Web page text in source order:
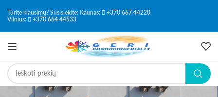
Turite klausimų? Susisiekite: Kaunas:
+370 667 44220
Vilnius:
+370 664 44533